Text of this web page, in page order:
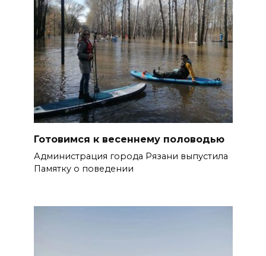
Готовимся к весеннему половодью
Администрация города Рязани выпустила
Памятку о поведении